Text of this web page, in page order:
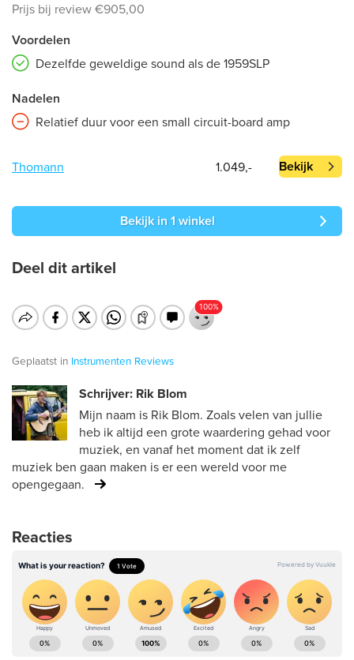
Prijs bij review €905,00
Voordelen
Dezelfde geweldige sound als de 1959SLP
Nadelen
Relatief duur voor een small circuit-board amp
Thomann 1.049,- Bekijk
Bekijk in 1 winkel
Deel dit artikel
Geplaatst in Instrumenten Reviews
Schrijver: Rik Blom
Mijn naam is Rik Blom. Zoals velen van jullie
heb ik altijd een grote waardering gehad voor
muziek, en vanaf het moment dat ik zelf
muziek ben gaan maken is er een wereld voor me
opengegaan.
Reacties